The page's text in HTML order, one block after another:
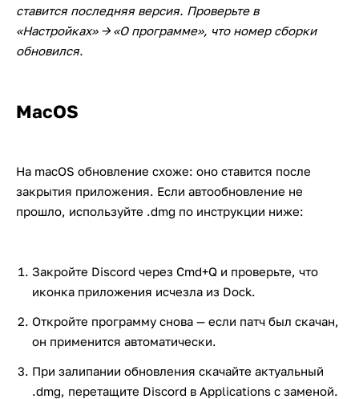
ставится последняя версия. Проверьте в
«Настройках» → «О программе», что номер сборки
обновился.
MacOS
На macOS обновление схоже: оно ставится после
закрытия приложения. Если автообновление не
прошло, используйте .dmg по инструкции ниже:
Закройте Discord через Cmd+Q и проверьте, что
иконка приложения исчезла из Dock.
Откройте программу снова — если патч был скачан,
он применится автоматически.
При залипании обновления скачайте актуальный
.dmg, перетащите Discord в Applications с заменой.